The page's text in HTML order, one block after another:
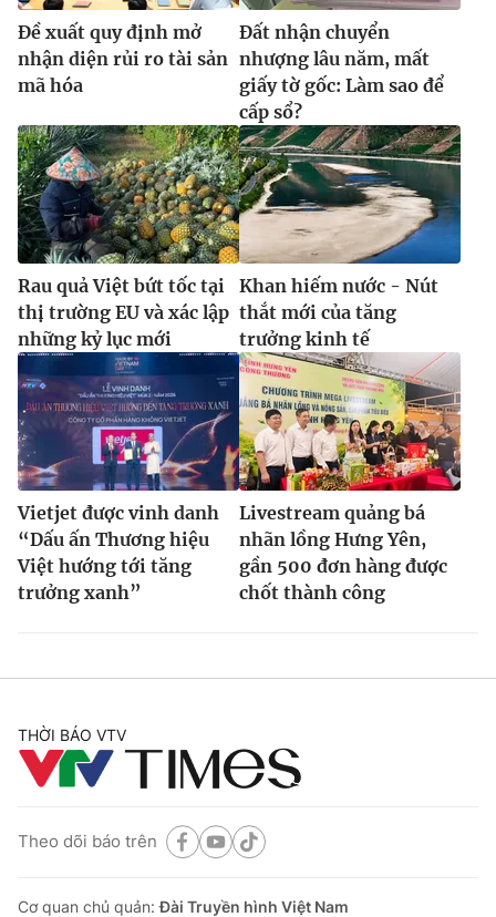
® Cấm sao chép dưới mọi hình thức nếu không có sự chấp
thuận bằng văn bản. Ghi rõ nguồn VTV.vn khi phát hành lại
thông tin từ website này.
Ðề xuất quy định mở
nhận diện rủi ro tài sản
mã hóa
Đất nhận chuyển
nhượng lâu năm, mất
giấy tờ gốc: Làm sao để
cấp sổ?
Rau quả Việt bứt tốc tại
thị trường EU và xác lập
những kỷ lục mới
Khan hiếm nước - Nút
thắt mới của tăng
trưởng kinh tế
Vietjet được vinh danh
“Dấu ấn Thương hiệu
Việt hướng tới tăng
trưởng xanh”
Livestream quảng bá
nhãn lồng Hưng Yên,
gần 500 đơn hàng được
chốt thành công
THỜI BÁO VTV
Theo dõi báo trên
Cơ quan chủ quản:Đài Truyền hình Việt Nam